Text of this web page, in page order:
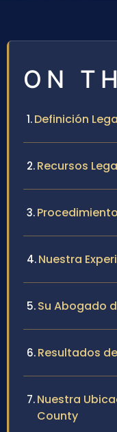
ON
Definición
Recursos
Nuestra
Su Abogado
Resultados
Nuestra
County